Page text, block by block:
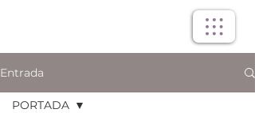
Entrada
PORTADA